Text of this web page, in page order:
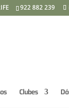
922 882 239
Clubes